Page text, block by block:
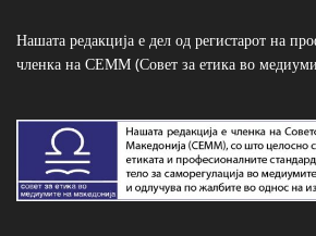
Нашата редакција е дел од регистарот на
членка на СЕММ (Совет за етика во